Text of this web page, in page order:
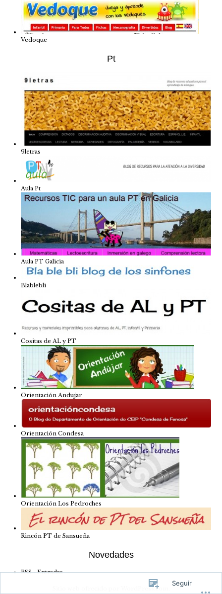
Vedoque
Pt
9letras
Aula Pt
Aula PT Galicia
Blablebli
Cositas de AL y PT
Orientación Andujar
Orientación Condesa
Orientación Los Pedroches
Rincón PT de Sansueña
Novedades
RSS - Entradas
Sitio web ofrecido por WordPress.com
Seguir